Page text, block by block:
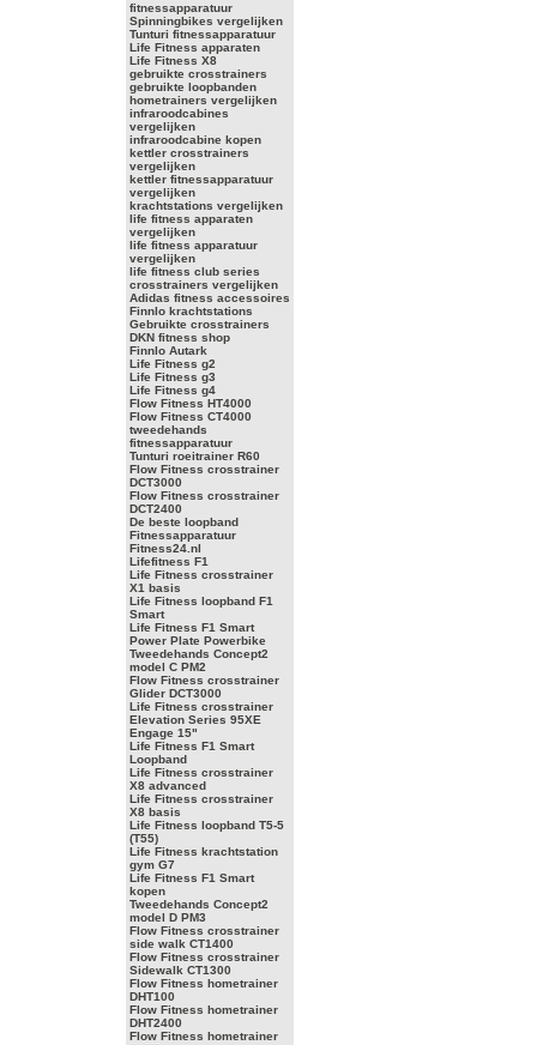
fitnessapparatuur
Spinningbikes vergelijken
Tunturi fitnessapparatuur
Life Fitness apparaten
Life Fitness X8
gebruikte crosstrainers
gebruikte loopbanden
hometrainers vergelijken
infraroodcabines
vergelijken
infraroodcabine kopen
kettler crosstrainers
vergelijken
kettler fitnessapparatuur
vergelijken
krachtstations vergelijken
life fitness apparaten
vergelijken
life fitness apparatuur
vergelijken
life fitness club series
crosstrainers vergelijken
Adidas fitness accessoires
Finnlo krachtstations
Gebruikte crosstrainers
DKN fitness shop
Finnlo Autark
Life Fitness g2
Life Fitness g3
Life Fitness g4
Flow Fitness HT4000
Flow Fitness CT4000
tweedehands
fitnessapparatuur
Tunturi roeitrainer R60
Flow Fitness crosstrainer
DCT3000
Flow Fitness crosstrainer
DCT2400
De beste loopband
Fitnessapparatuur
Fitness24.nl
Lifefitness F1
Life Fitness crosstrainer
X1 basis
Life Fitness loopband F1
Smart
Life Fitness F1 Smart
Power Plate Powerbike
Tweedehands Concept2
model C PM2
Flow Fitness crosstrainer
Glider DCT3000
Life Fitness crosstrainer
Elevation Series 95XE
Engage 15"
Life Fitness F1 Smart
Loopband
Life Fitness crosstrainer
X8 advanced
Life Fitness crosstrainer
X8 basis
Life Fitness loopband T5-5
(T55)
Life Fitness krachtstation
gym G7
Life Fitness F1 Smart
kopen
Tweedehands Concept2
model D PM3
Flow Fitness crosstrainer
side walk CT1400
Flow Fitness crosstrainer
Sidewalk CT1300
Flow Fitness hometrainer
DHT100
Flow Fitness hometrainer
DHT2400
Flow Fitness hometrainer